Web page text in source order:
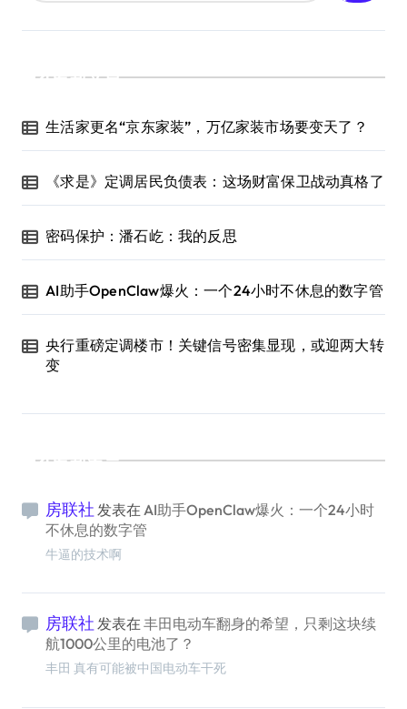
最新文章
生活家更名“京东家装”，万亿家装市场要变天了？
《求是》定调居民负债表：这场财富保卫战动真格了
密码保护：潘石屹：我的反思
AI助手OpenClaw爆火：一个24小时不休息的数字管
央行重磅定调楼市！关键信号密集显现，或迎两大转
变
最新留言
房联社 发表在 AI助手OpenClaw爆火：一个24小时
不休息的数字管
牛逼的技术啊
房联社 发表在 丰田电动车翻身的希望，只剩这块续
航1000公里的电池了？
丰田 真有可能被中国电动车干死